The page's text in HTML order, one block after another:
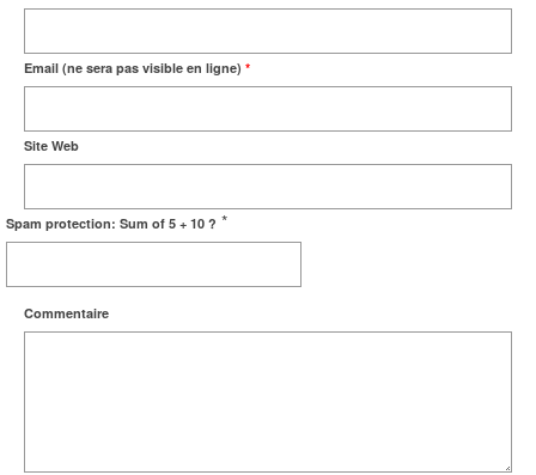
Email (ne sera pas visible en ligne) *
Site Web
Spam protection: Sum of 5 + 10 ? *
Commentaire